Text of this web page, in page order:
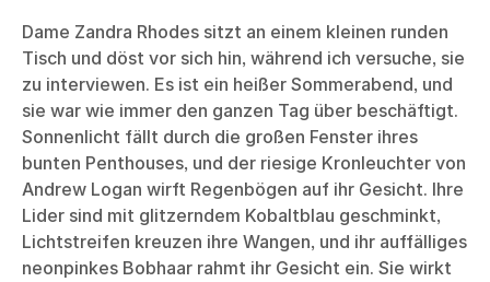
Dame Zandra Rhodes sitzt an einem kleinen runden
Tisch und döst vor sich hin, während ich versuche, sie
zu interviewen. Es ist ein heißer Sommerabend, und
sie war wie immer den ganzen Tag über beschäftigt.
Sonnenlicht fällt durch die großen Fenster ihres
bunten Penthouses, und der riesige Kronleuchter von
Andrew Logan wirft Regenbögen auf ihr Gesicht. Ihre
Lider sind mit glitzerndem Kobaltblau geschminkt,
Lichtstreifen kreuzen ihre Wangen, und ihr auffälliges
neonpinkes Bobhaar rahmt ihr Gesicht ein. Sie wirkt